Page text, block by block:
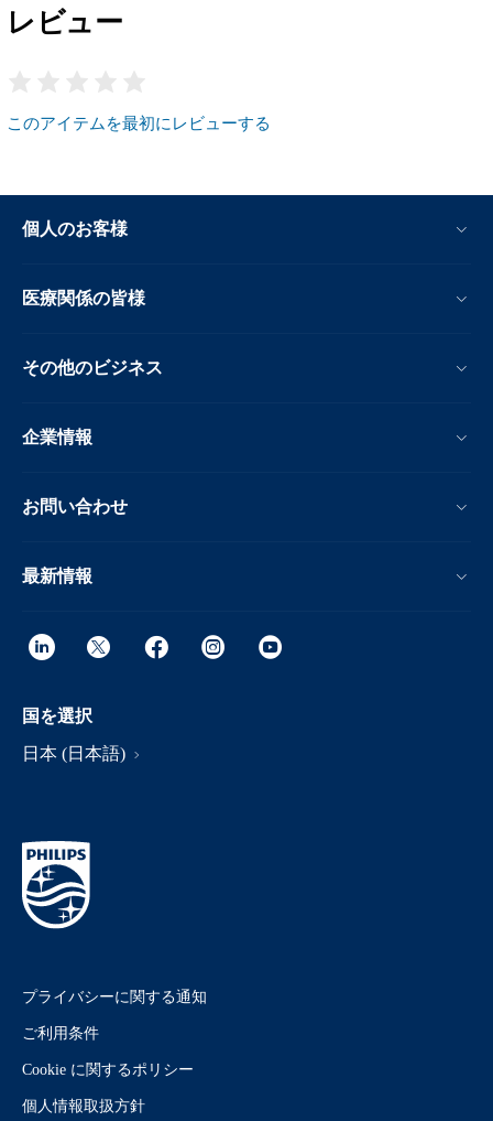
レビュー
このアイテムを最初にレビューする
個人のお客様
医療関係の皆様
その他のビジネス
企業情報
お問い合わせ
最新情報
国を選択
日本 (日本語)
プライバシーに関する通知
ご利用条件
Cookie に関するポリシー
個人情報取扱方針